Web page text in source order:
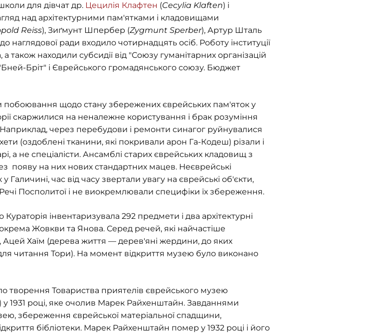
для дівчат др. Цецилія Клафтен (Cecylia Klaften) і
над архітектурними пам'ятками і кладовищами
Reiss), Зиґмунт Шпербер (Zygmunt Sperber), Артур Шталь
наглядової ради входило чотирнадцять осіб. Роботу інституції
находили субсидії від "Союзу гуманітарних організацій
Бріт" і Єврейського громадянського союзу. Бюджет
побоювання щодо стану збережених єврейських пам'яток у
скаржилися на неналежне користування і брак розуміння
Наприклад, через перебудови і ремонти синагог руйнувалися
(оздоблені тканини, які покривали арон Га-Кодеш) різали і
а не спеціалісти. Ансамблі старих єврейських кладовищ з
появу на них нових стандартних мацев. Неєврейські
час від часу звертали увагу на єврейські об'єкти,
Посполитої і не виокремлювали специфіки їх збереження.
Кураторія інвентаризувала 292 предмети і два архітектурні
Жовкви та Янова. Серед речей, які найчастіше
Ацей Хаїм (дерева життя — дерев'яні жердини, до яких
читання Тори). На момент відкриття музею було виконано
творення Товариства приятелів єврейського музею
у 1931 році, яке очолив Марек Райхенштайн. Завданнями
збереження єврейської матеріальної спадщини,
бібліотеки. Марек Райхенштайн помер у 1932 році і його